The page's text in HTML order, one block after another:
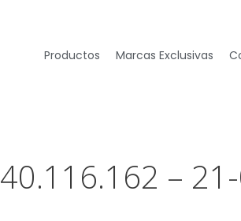
Productos Marcas Exclusivas
–